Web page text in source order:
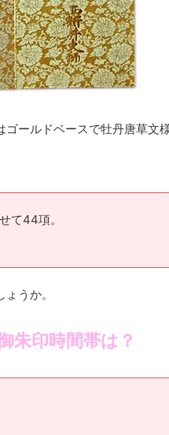
ールドベースで牡丹唐草文
て44項。
うか。
朱印時間帯は？